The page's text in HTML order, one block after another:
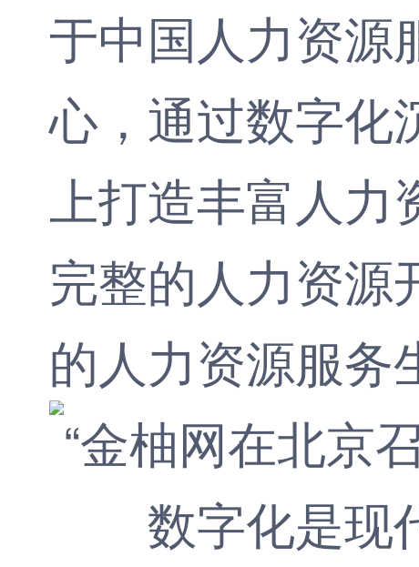
于中国人力资源
心，通过数字化
上打造丰富人
完整的人力资源
的人力资源服务
数字化是现代